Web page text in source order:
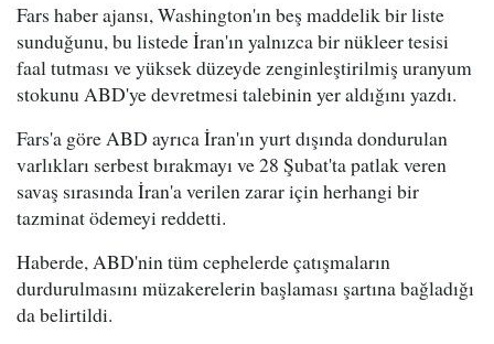
Fars haber ajansı, Washington'ın beş maddelik bir liste
sunduğunu, bu listede İran'ın yalnızca bir nükleer tesisi
faal tutması ve yüksek düzeyde zenginleştirilmiş uranyum
stokunu ABD'ye devretmesi talebinin yer aldığını yazdı.
Fars'a göre ABD ayrıca İran'ın yurt dışında dondurulan
varlıkları serbest bırakmayı ve 28 Şubat'ta patlak veren
savaş sırasında İran'a verilen zarar için herhangi bir
tazminat ödemeyi reddetti.
Haberde, ABD'nin tüm cephelerde çatışmaların
durdurulmasını müzakerelerin başlaması şartına bağladığı
da belirtildi.